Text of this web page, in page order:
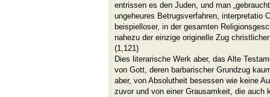
entrissen es den Juden, und man
ungeheures Betrugsverfahren, interpretatio
beispielloser, in der gesamten
nahezu der einzige originelle Zug
(1,121)
Dies literarische Werk aber, das Alte
von Gott, deren barbarischer Grundzug
aber, von Absolutheit besessen wie keine
zuvor und von einer Grausamkeit, die auch